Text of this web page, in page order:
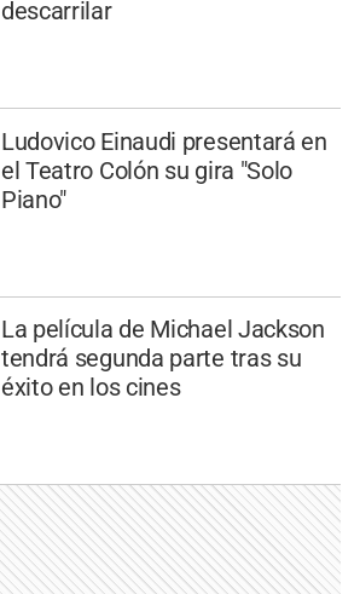
descarrilar
Ludovico Einaudi presentará en
el Teatro Colón su gira "Solo
Piano"
La película de Michael Jackson
tendrá segunda parte tras su
éxito en los cines